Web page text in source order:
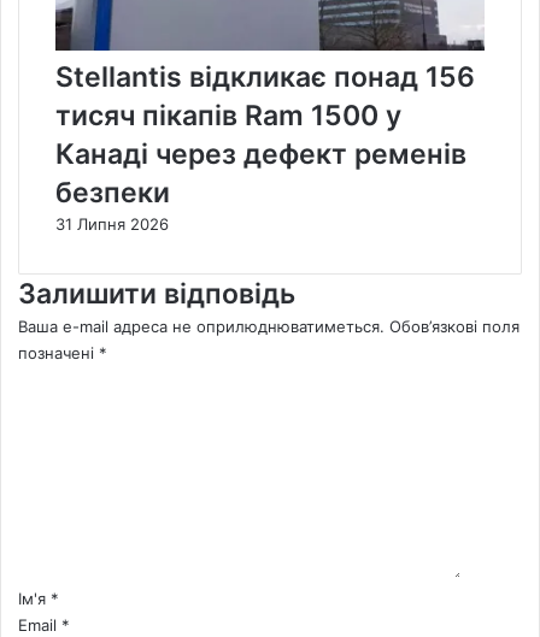
Stellantis відкликає понад 156
тисяч пікапів Ram 1500 у
Канаді через дефект ременів
безпеки
31 Липня 2026
Залишити відповідь
Ваша e-mail адреса не оприлюднюватиметься. Обов’язкові поля
позначені *
*Ім'я *
Email *